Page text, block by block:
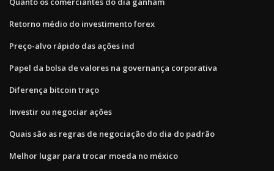
Retorno médio do investimento forex
Preço-alvo rápido das ações ind
Papel da bolsa de valores na governança corporativa
Diferença bitcoin traço
Investir ou negociar ações
Quais são as regras de negociação do dia do padrão
Melhor lugar para trocar moeda no méxico